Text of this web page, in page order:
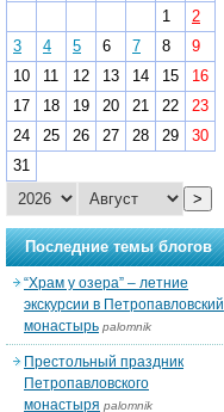
1
2
3
4 5 6 7 8
9
10
11 12 13 14 15
16
17
18 19 20 21 22
23
24
25 26 27 28 29
30
31
>
Последние темы блогов
“Храм у озера” – летние
экскурсии в Петропавловский
монастырь palomnik
Престольный праздник
Петропавловского
монастыря palomnik